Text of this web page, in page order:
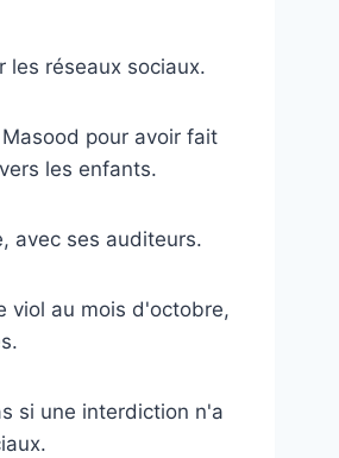
les réseaux sociaux.
pour avoir fait
les enfants.
avec ses auditeurs.
viol au mois d'octobre,
si une interdiction n'a